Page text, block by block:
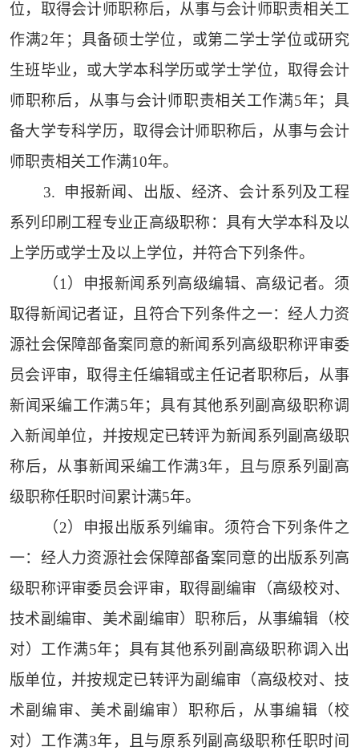
位，取得会计师职称后，从事与会计师职责相关工
作满2年；具备硕士学位，或第二学士学位或研究
生班毕业，或大学本科学历或学士学位，取得会计
师职称后，从事与会计师职责相关工作满5年；具
备大学专科学历，取得会计师职称后，从事与会计
师职责相关工作满10年。
3. 申报新闻、出版、经济、会计系列及工程
系列印刷工程专业正高级职称：具有大学本科及以
上学历或学士及以上学位，并符合下列条件。
（1）申报新闻系列高级编辑、高级记者。须
取得新闻记者证，且符合下列条件之一：经人力资
源社会保障部备案同意的新闻系列高级职称评审委
员会评审，取得主任编辑或主任记者职称后，从事
新闻采编工作满5年；具有其他系列副高级职称调
入新闻单位，并按规定已转评为新闻系列副高级职
称后，从事新闻采编工作满3年，且与原系列副高
级职称任职时间累计满5年。
（2）申报出版系列编审。须符合下列条件之
一：经人力资源社会保障部备案同意的出版系列高
级职称评审委员会评审，取得副编审（高级校对、
技术副编审、美术副编审）职称后，从事编辑（校
对）工作满5年；具有其他系列副高级职称调入出
版单位，并按规定已转评为副编审（高级校对、技
术副编审、美术副编审）职称后，从事编辑（校
对）工作满3年，且与原系列副高级职称任职时间